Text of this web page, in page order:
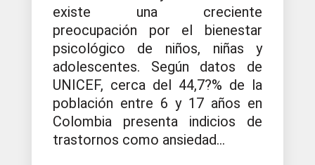
existe una creciente
preocupación por el bienestar
psicológico de niños, niñas y
adolescentes. Según datos de
UNICEF, cerca del 44,7?% de la
población entre 6 y 17 años en
Colombia presenta indicios de
trastornos como ansiedad...